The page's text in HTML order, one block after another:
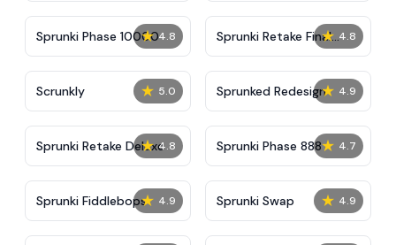
★ 4.8
Sprunki Phase 10000 ★ 4.8
Sprunki Retake Final
Update
★ 5.0
Scrunkly ★ 4.9
Sprunked Redesign
★ 4.8
Sprunki Retake Deluxe ★ 4.7
Sprunki Phase 888
★ 4.9
Sprunki Fiddlebops ★ 4.9
Sprunki Swap